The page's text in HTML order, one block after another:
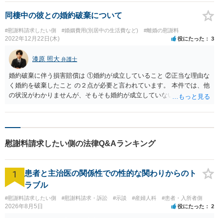
同棲中の彼との婚約破棄について
#慰謝料請求したい側 #婚姻費用(別居中の生活費など) #離婚の慰謝料
2022年12月22日(木) 役にたった 3
漆原 照大 弁護士
婚約破棄に伴う損害賠償は ①婚約が成立していること ②正当な理由な
く婚約を破棄したこと の２点が必要と言われています。 本件では、他
の状況がわかりませんが、そもそも婚約が成立していないとみる余地
前提にした同棲のみではそもそも婚約が成立していないと判断される
付き合いしていることやその他の事情から①が満たされていたとして
などといった理由は十分婚約破棄の正当理由にあたると思いますの
で、②の要件も満たさないという可能性が高いと思います。 以上とな
慰謝料請求したい側の法律Q&Aランキング
1
患者と主治医の関係性での性的な関わりからのト
ラブル
#慰謝料請求したい側 #慰謝料請求・訴訟 #示談 #産婦人科 #患者・入所者側
2026年8月5日 役にたった 2